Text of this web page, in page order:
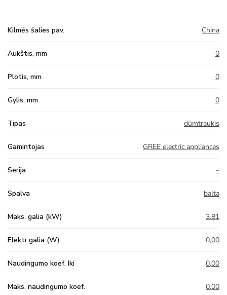
Kilmės šalies pav. China
Aukštis, mm 0
Plotis, mm 0
Gylis, mm 0
Tipas dūmtraukis
Gamintojas GREE electric appliances
Serija –
Spalva balta
Maks. galia (kW) 3,81
Elektr.galia (W) 0,00
Naudingumo koef. Iki 0,00
Maks. naudingumo koef. 0,00